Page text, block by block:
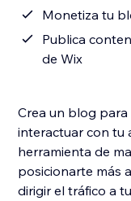
Monetiza tu
Publica
de Wix
Crea un blog
interactuar con tu
herramienta de
posicionarte más
dirigir el tráfico a